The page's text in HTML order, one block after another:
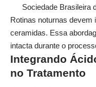
Sociedade Brasileira
Rotinas noturnas
ceramidas. Essa
intacta durante o
Integrando
no Tratamento